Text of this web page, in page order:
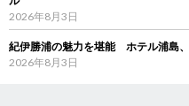
2026年8月3日
紀伊勝浦の魅力を堪能 ホテル浦島
2026年8月3日